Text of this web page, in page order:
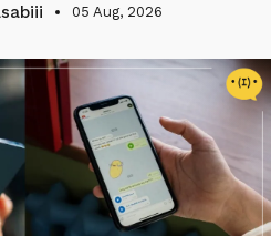
05 Aug, 2026